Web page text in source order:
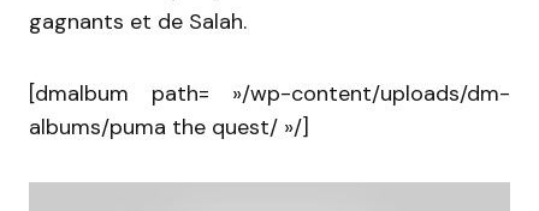
gagnants et de Salah.
[dmalbum path= »/wp-content/uploads/dm-
albums/puma the quest/ »/]